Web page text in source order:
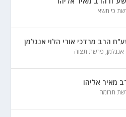
כי תשא
הרב מרדכי אורי הלוי אנגלמן
אנגלמן, פרשת תצוה
מאיר אליהו
תרומה